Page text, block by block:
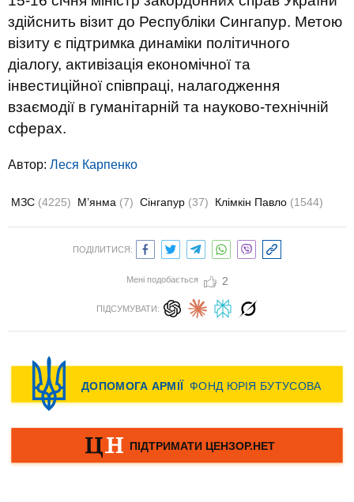
здійснить візит до Республіки Сингапур. Метою
візиту є підтримка динаміки політичного
діалогу, активізація економічної та
інвестиційної співпраці, налагодження
взаємодії в гуманітарній та науково-технічній
сферах.
Автор: Леся Карпенко
МЗС (4225) М’янма (7) Сінгапур (37) Клімкін Павло (1544)
ПОДІЛИТИСЯ:
Мені подобається 2
ПІДСУМУВАТИ: